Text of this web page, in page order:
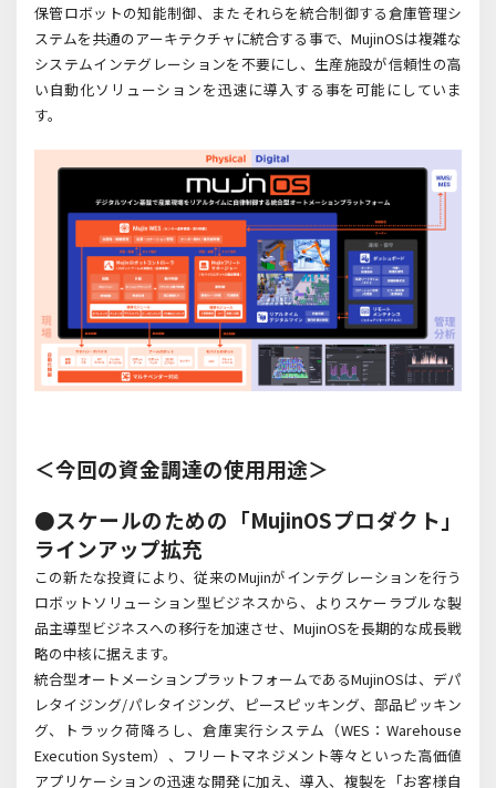
保管ロボットの知能制御、またそれらを統合制御する倉庫管理シ
ステムを共通のアーキテクチャに統合する事で、 MujinOSは複雑な
システムインテグレーションを不要にし、生産施設が信頼性の高
い自動化ソリューションを迅速に導入する事を可能にしていま
す。
＜今回の資金調達の使用用途＞
●スケールのための「MujinOSプロダクト」
ラインアップ拡充
この新たな投資により、従来のMujinがインテグレーションを行う
ロボットソリューション型ビジネスから、よりスケーラブルな製
品主導型ビジネスへの移行を加速させ、MujinOSを長期的な成長戦
略の中核に据えます。
統合型オートメーションプラットフォームであるMujinOSは、デパ
レタイジング/パレタイジング、ピースピッキング、部品ピッキン
グ、トラック荷降ろし、倉庫実行システム（WES ：Warehouse
Execution System）、フリートマネジメント等々といった高価値
アプリケーションの迅速な開発に加え、導入、複製を「お客様自